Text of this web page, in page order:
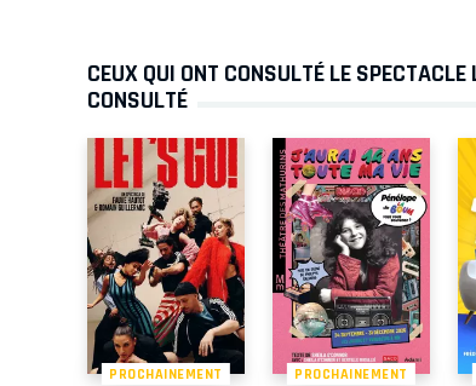
CEUX QUI ONT CONSULTÉ LE
CONSULTÉ
PROCHAINEMENT PROCHAINEMENT